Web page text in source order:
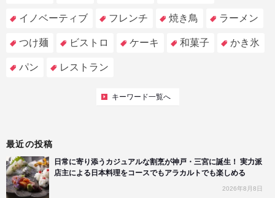
イノベーティブ フレンチ 焼き鳥 ラーメン
つけ麺 ビストロ ケーキ 和菓子 かき氷
パン レストラン
キーワード一覧へ
最近の投稿
日常に寄り添うカジュアルな割烹が神戸・三宮に誕生！ 実力派
店主による日本料理をコースでもアラカルトでも楽しめる
2026年8月8日